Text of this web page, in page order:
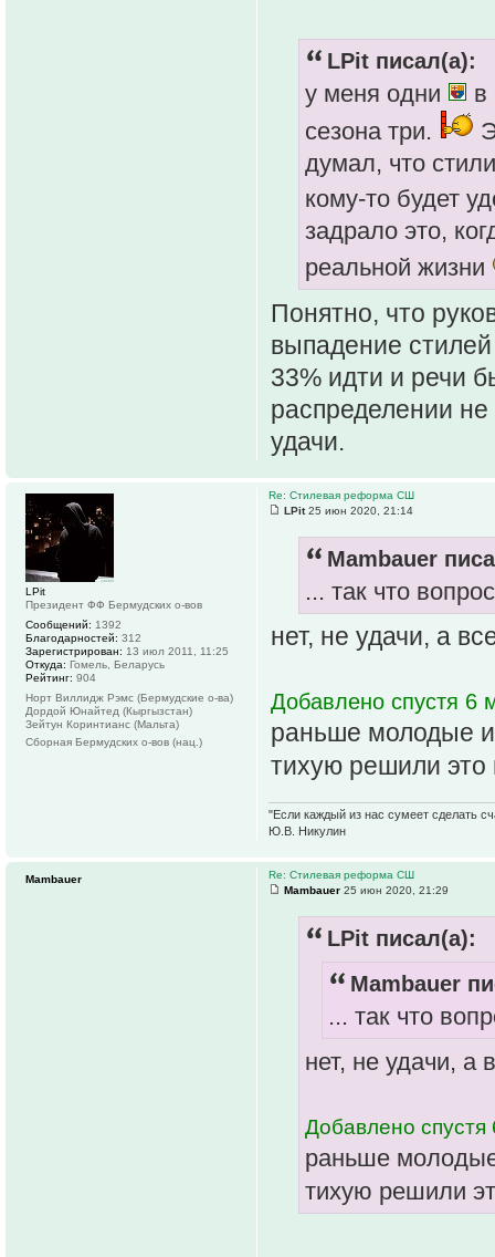
LPit писал(а):
у меня одни
в
сезона три.
думал, что
кому-то будет
задрало это,
реальной жизни
Понятно, что
выпадение стилей
33% идти и речи
распределении не
удачи.
Re: Стилевая реформа СШ
LPit25 июн 2020, 21:14
Mambauer
... так что
нет, не удачи, а
Добавлено спустя 6
раньше молодые
тихую решили
"Если каждый из нас сумеет сделать
Ю.В. Никулин
LPit
Президент ФФ Бермудских о-вов
Сообщений: 1392
Благодарностей: 312
Зарегистрирован: 13 июл 2011, 11:25
Откуда: Гомель, Беларусь
Рейтинг: 904
Норт Виллидж Рэмс (Бермудские о-ва)
Дордой Юнайтед (Кыргызстан)
Зейтун Коринтианс (Мальта)
Сборная Бермудских о-вов (нац.)
Re: Стилевая реформа СШ
Mambauer 25 июн 2020, 21:29
LPit писал(а):
Mambauer
... так что
нет, не удачи, а
Добавлено спустя
раньше
тихую решили
Mambauer